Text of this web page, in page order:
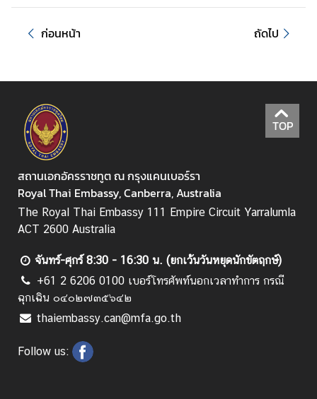
ง
ก
ร
ร
ม
สำ
คั
ญ
แ
ะ
วั
น
ห
ด
ก่อนหน้า ถัดไป
TOP
สถานเอกอัครราชทูต ณ กรุงแคนเบอร์รา
Royal Thai Embassy, Canberra, Australia
The Royal Thai Embassy 111 Empire Circuit Yarralumla
ACT 2600 Australia
จันทร์-ศุกร์ 8:30 - 16:30 น. (ยกเว้นวันหยุดนักขัตฤกษ์)
+61 2 6206 0100 เบอร์โทรศัพท์นอกเวลาทำการ กรณี
ฉุกเฉิน ๐๔๐๒๗๓๕๖๔๒
thaiembassy.can@mfa.go.th
Follow us: